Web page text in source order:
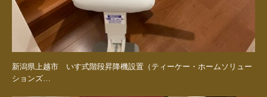
新潟県上越市 いす式階段昇降機設置（ティーケー・ホームソリュー
ションズ…